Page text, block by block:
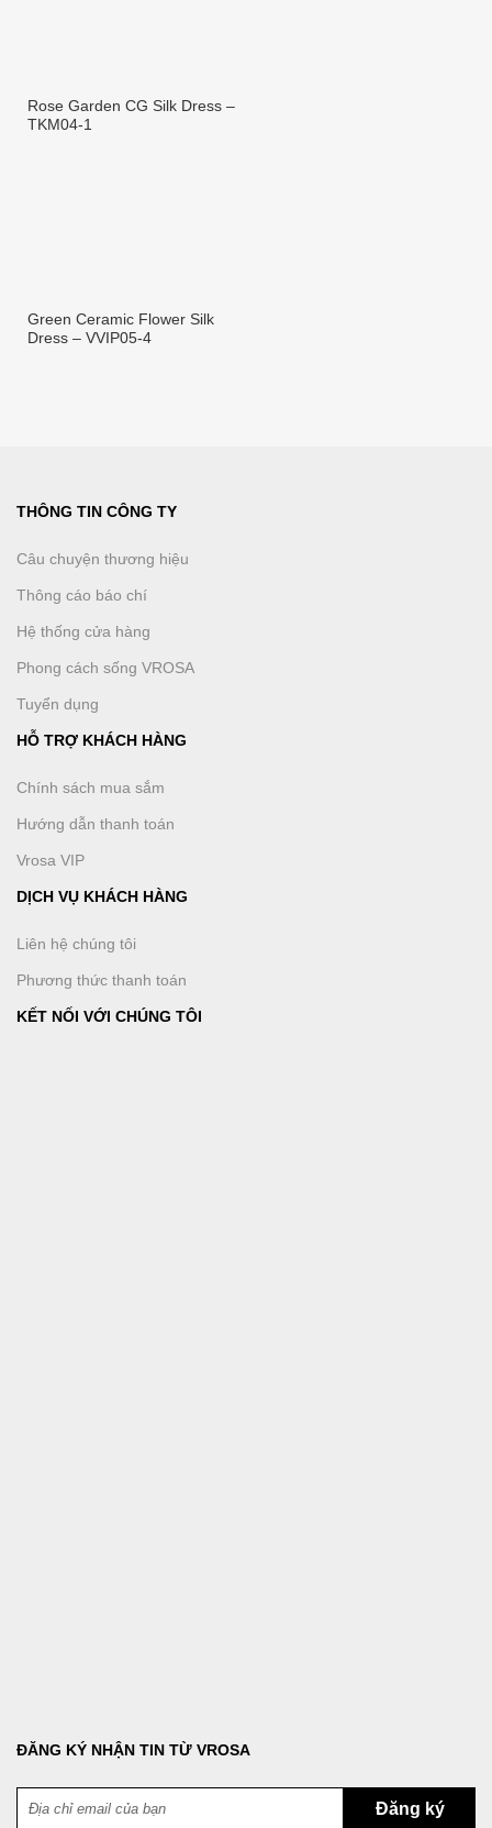
Rose Garden CG Silk Dress –
TKM04-1
Green Ceramic Flower Silk
Dress – VVIP05-4
THÔNG TIN CÔNG TY
Câu chuyện thương hiệu
Thông cáo báo chí
Hệ thống cửa hàng
Phong cách sống VROSA
Tuyển dụng
HỖ TRỢ KHÁCH HÀNG
Chính sách mua sắm
Hướng dẫn thanh toán
Vrosa VIP
DỊCH VỤ KHÁCH HÀNG
Liên hệ chúng tôi
Phương thức thanh toán
KẾT NỐI VỚI CHÚNG TÔI
ĐĂNG KÝ NHẬN TIN TỪ VROSA